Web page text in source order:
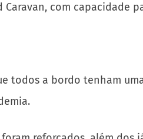
Caravan, com capacidade
todos a bordo tenham